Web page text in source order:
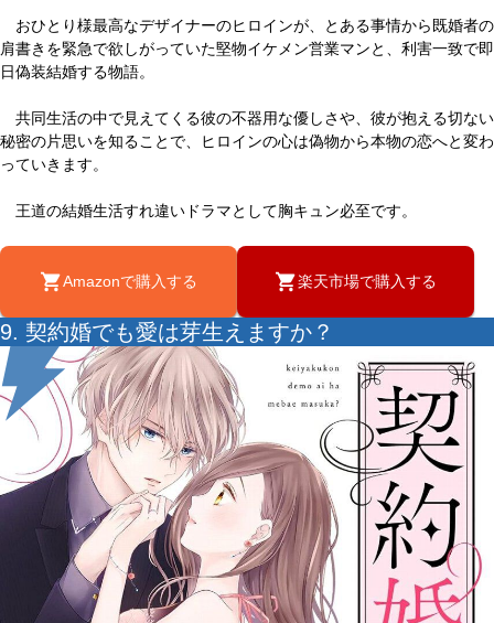
おひとり様最高なデザイナーのヒロインが、とある事情から既婚者の
肩書きを緊急で欲しがっていた堅物イケメン営業マンと、利害一致で即
日偽装結婚する物語。
共同生活の中で見えてくる彼の不器用な優しさや、彼が抱える切ない
秘密の片思いを知ることで、ヒロインの心は偽物から本物の恋へと変わ
っていきます。
王道の結婚生活すれ違いドラマとして胸キュン必至です。
Amazonで購入する 楽天市場で購入する
9. 契約婚でも愛は芽生えますか？